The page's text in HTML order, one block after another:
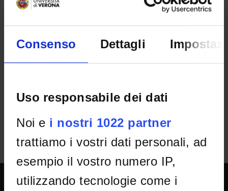
Consenso Dettagli
Uso responsabile dei dati
Noi e i nostri 1022 partner
trattiamo i vostri dati personali, ad
esempio il vostro numero IP,
utilizzando tecnologie come i
Scheda progetto - Project description
EN | 27Kb